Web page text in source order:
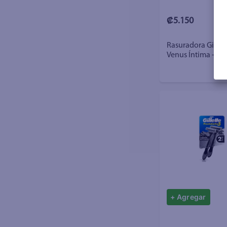
₡5.150
Rasuradora
Venus Íntima - 4
+ Agregar